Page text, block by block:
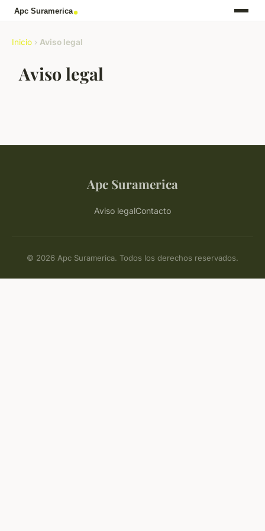
Inicio › Aviso legal
Aviso legal
Apc Suramerica
Aviso legalContacto
© 2026 Apc Suramerica. Todos los derechos reservados.